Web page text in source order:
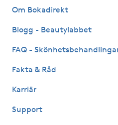
Herrklippning
HIFU
Om Bokadirekt
Blogg - Beautylabbet
FAQ -
Fakta & Råd
Karriär
Support